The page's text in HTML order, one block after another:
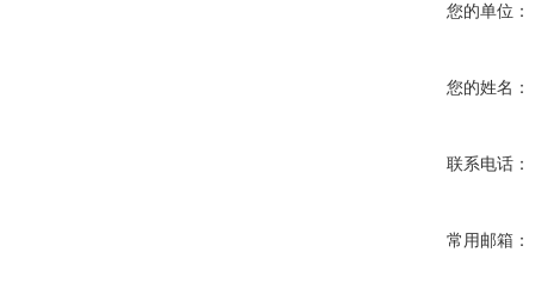
您的单位：
您的姓名：
联系电话：
常用邮箱：